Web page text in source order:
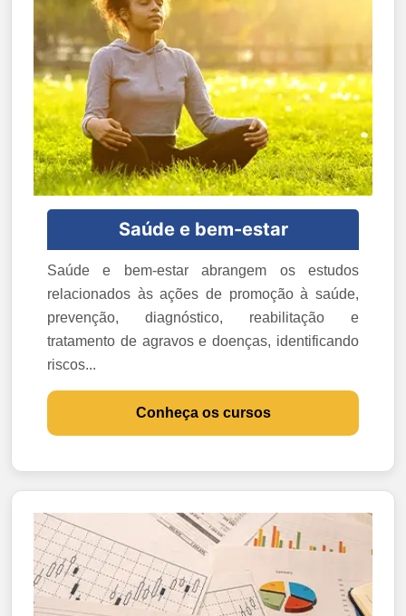
Saúde e bem-estar
Saúde e bem-estar abrangem os estudos
relacionados às ações de promoção à saúde,
prevenção, diagnóstico, reabilitação e
tratamento de agravos e doenças, identificando
riscos...
Conheça os cursos